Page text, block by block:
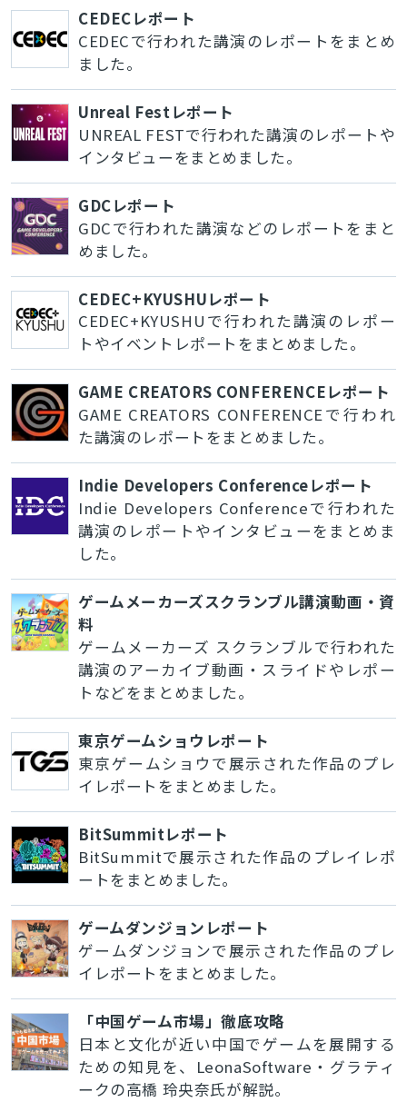
CEDECレポート
CEDECで行われた講演のレポートをまとめ
ました。
Unreal Festレポート
UNREAL FESTで行われた講演のレポートや
インタビューをまとめました。
GDCレポート
GDCで行われた講演などのレポートをまと
めました。
CEDEC+KYUSHUレポート
CEDEC+KYUSHUで行われた講演のレポー
トやイベントレポートをまとめました。
GAME CREATORS CONFERENCEレポート
GAME CREATORS CONFERENCEで行われ
た講演のレポートをまとめました。
Indie Developers Conferenceレポート
Indie Developers Conferenceで行われた
講演のレポートやインタビューをまとめま
した。
ゲームメーカーズスクランブル講演動画・資
料
ゲームメーカーズ スクランブルで行われた
講演のアーカイブ動画・スライドやレポー
トなどをまとめました。
東京ゲームショウレポート
東京ゲームショウで展示された作品のプレ
イレポートをまとめました。
BitSummitレポート
BitSummitで展示された作品のプレイレポ
ートをまとめました。
ゲームダンジョンレポート
ゲームダンジョンで展示された作品のプレ
イレポートをまとめました。
「中国ゲーム市場」徹底攻略
日本と文化が近い中国でゲームを展開する
ための知見を、LeonaSoftware・グラティ
ークの高橋 玲央奈氏が解説。